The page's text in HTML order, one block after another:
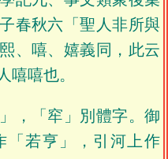
春秋六「聖人非所與
、嘻、嬉義同，此云
嘻嘻也。
，「窂」別體字。御
「若亨」，引河上作